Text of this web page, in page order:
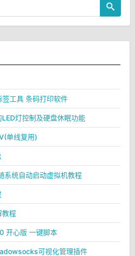
工具 条码打印软件
灯控制及硬盘休眠功能
单线复用)
统自动启动虚拟机教程
教程
开心版 一键脚本
可视化管理插件